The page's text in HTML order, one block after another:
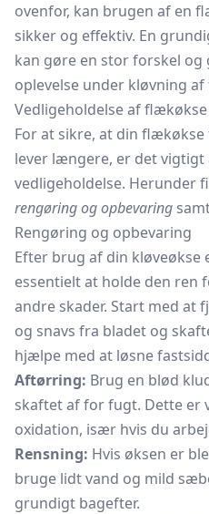
ovenfor, kan brugen af en
sikker og effektiv. En
kan gøre en stor forskel og
oplevelse under kløvning
Vedligeholdelse af flækøkse
For at sikre, at din
lever længere, er det
vedligeholdelse. Herunder
rengøring og opbevaring
Rengøring og opbevaring
Efter brug af din
essentielt at holde den ren
andre skader. Start med at
og snavs fra bladet og
hjælpe med at løsne
Aftørring: Brug en blød
skaftet af for fugt. Dette
oxidation, især hvis du
Rensning: Hvis øksen er
bruge lidt vand og mild
grundigt bagefter.